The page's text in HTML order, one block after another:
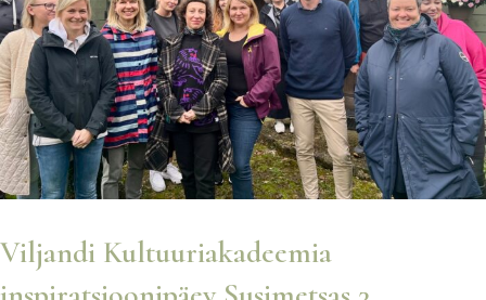
Viljandi Kultuuriakadeemia